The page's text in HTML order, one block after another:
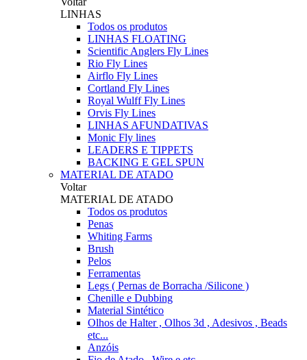
LINHAS
Todos os produtos
LINHAS FLOATING
Scientific Anglers Fly Lines
Rio Fly Lines
Airflo Fly Lines
Cortland Fly Lines
Royal Wulff Fly Lines
Orvis Fly Lines
LINHAS AFUNDATIVAS
Monic Fly lines
LEADERS E TIPPETS
BACKING E GEL SPUN
MATERIAL DE ATADO
Voltar
MATERIAL DE ATADO
Todos os produtos
Penas
Whiting Farms
Brush
Pelos
Ferramentas
Legs ( Pernas de Borracha /Silicone )
Chenille e Dubbing
Material Sintético
Olhos de Halter , Olhos 3d , Adesivos , Beads
etc...
Anzóis